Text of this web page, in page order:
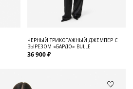
ЧЕРНЫЙ ТРИКОТАЖНЫЙ ДЖЕМПЕР С
ВЫРЕЗОМ «БАРДО» BULLE
36 900 ₽